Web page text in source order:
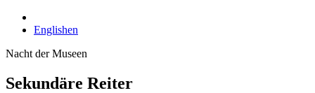
Englishen
Nacht der Museen
Sekundäre Reiter